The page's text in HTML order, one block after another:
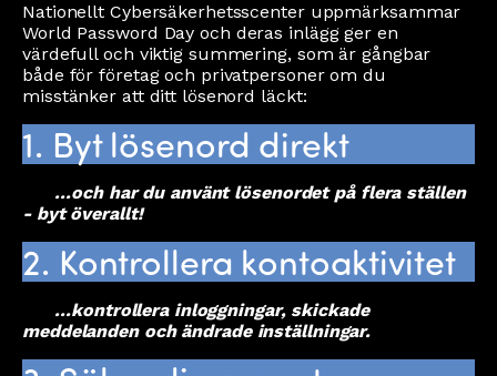
Nationellt Cybersäkerhetsscenter uppmärksammar
World Password Day och deras inlägg ger en
värdefull och viktig summering, som är gångbar
både för företag och privatpersoner om du
misstänker att ditt lösenord läckt:
1. Byt lösenord direkt
...och har du använt lösenordet på flera ställen
- byt överallt!
2. Kontrollera kontoaktivitet
...kontrollera inloggningar, skickade
meddelanden och ändrade inställningar.